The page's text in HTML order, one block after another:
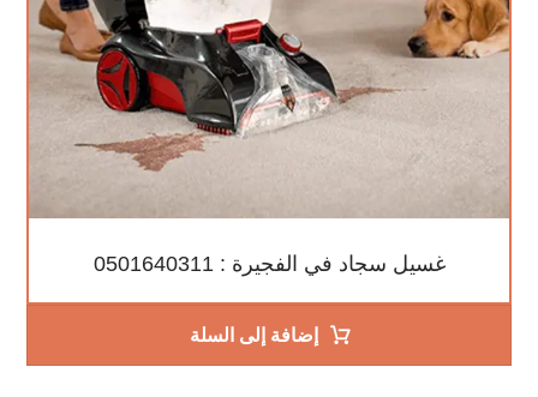
غسيل سجاد في الفجيرة : 0501640311
إضافة إلى السلة